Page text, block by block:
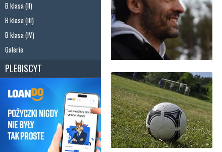
B klasa (II)
B klasa (III)
B klasa (IV)
Galerie
PLEBISCYT